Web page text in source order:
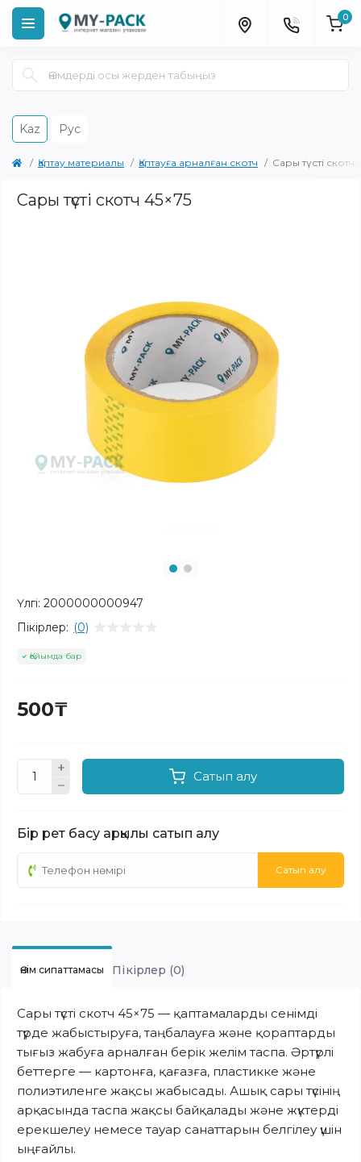
0
Kaz Рус
Қаптау материалы Қаптауға арналған скотч Сары түсті скотч
Сары түсті скотч 45×75
Үлгі: 2000000000947
Пікірлер: (0)
Қойымда бар
500₸
Сатып алу
Бір рет басу арқылы сатып алу
Сатып алу
Өнім сипаттамасы Пікірлер (0)
Сары түсті скотч 45×75 — қаптамаларды сенімді
түрде жабыстыруға, таңбалауға және қораптарды
тығыз жабуға арналған берік желім таспа. Әртүрлі
беттерге — картонға, қағазға, пластикке және
полиэтиленге жақсы жабысады. Ашық сары түсінің
арқасында таспа жақсы байқалады және жүктерді
ерекшелеу немесе тауар санаттарын белгілеу үшін
ыңғайлы.